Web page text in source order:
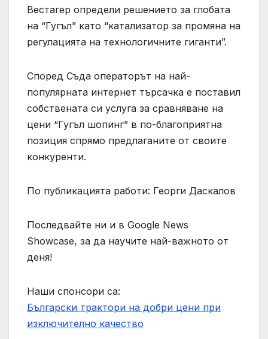
Вестагер определи решението за глобата
на “Гугъл” като “катализатор за промяна на
регулацията на технологичните гиганти”.
Според Съда операторът на най-
популярната интернет търсачка е поставил
собствената си услуга за сравняване на
цени “Гугъл шопинг” в по-благоприятна
позиция спрямо предлаганите от своите
конкуренти.
По публикацията работи: Георги Даскалов
Последвайте ни и в Google News
Showcase, за да научите най-важното от
деня!
Наши спонсори са:
Български трактори на добри цени при
изключително качество